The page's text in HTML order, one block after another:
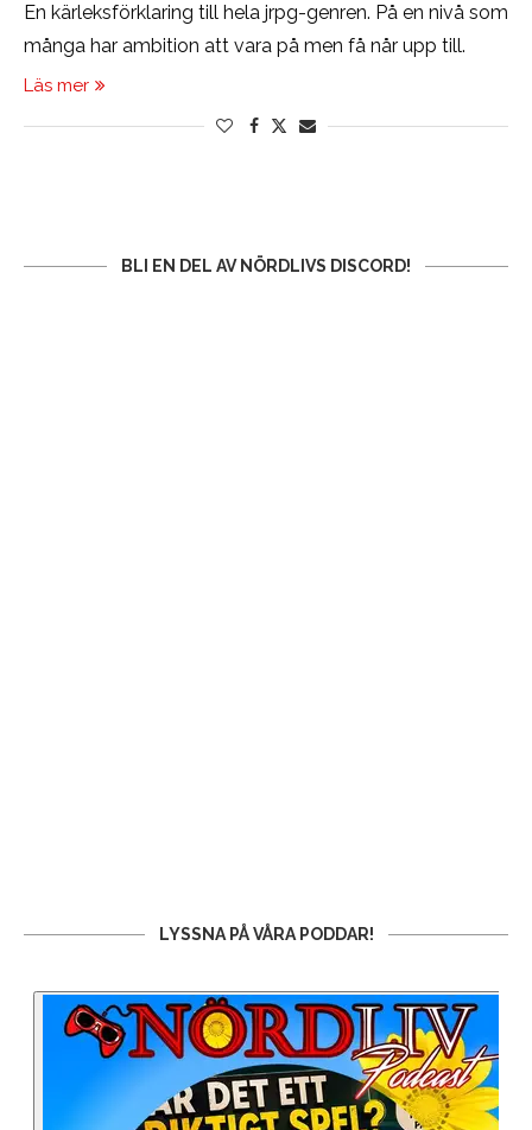
En kärleksförklaring till hela jrpg-genren. På en nivå som
många har ambition att vara på men få når upp till.
Läs mer
BLI EN DEL AV NÖRDLIVS DISCORD!
LYSSNA PÅ VÅRA PODDAR!